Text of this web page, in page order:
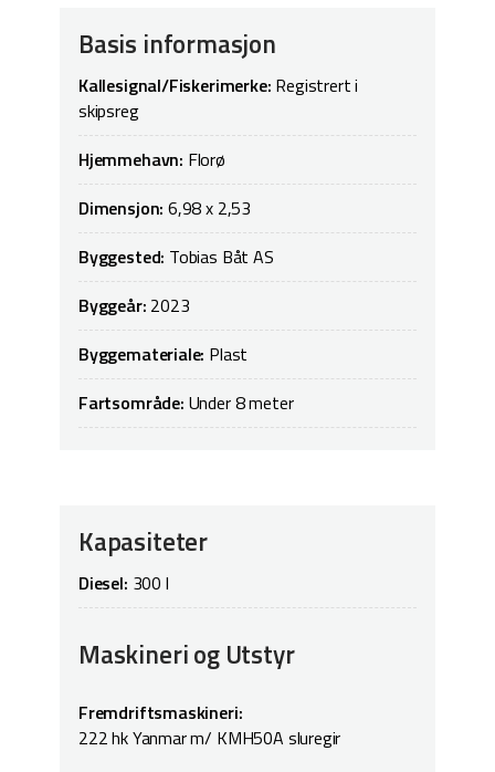
Basis informasjon
Kallesignal/Fiskerimerke: Registrert i
skipsreg
Hjemmehavn: Florø
Dimensjon:6,98 x 2,53
Byggested: Tobias Båt AS
Byggeår: 2023
Byggemateriale: Plast
Fartsområde: Under 8 meter
Kapasiteter
Diesel: 300 l
Maskineri og Utstyr
Fremdriftsmaskineri:
222 hk Yanmar m/ KMH50A sluregir